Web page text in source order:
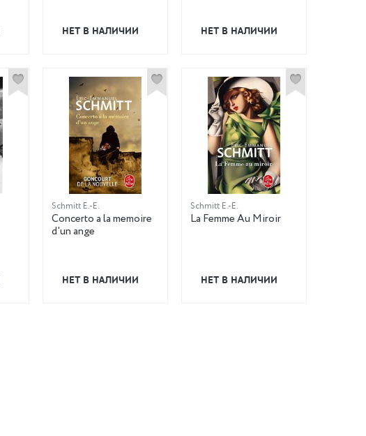
НЕТ В НАЛИЧИИ НЕТ В НАЛИЧИИ
Schmitt E.-E.
Concerto a la memoire
d'un ange
НЕТ В НАЛИЧИИ
Schmitt E.-E.
La Femme Au Miroir
НЕТ В НАЛИЧИИ